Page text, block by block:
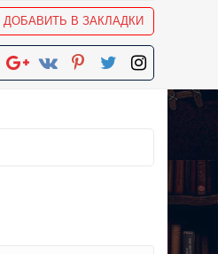
ДОБАВИТЬ В ЗАКЛАДКИ